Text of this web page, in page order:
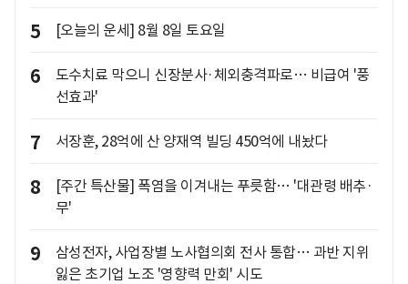
5 [오늘의 운세] 8월 8일 토요일
6
도수치료 막으니 신장분사·체외충격파로… 비급여 '풍
선효과'
7 서장훈, 28억에 산 양재역 빌딩 450억에 내놨다
8
[주간 특산물] 폭염을 이겨내는 푸릇함… '대관령 배추·
무'
9
삼성전자, 사업장별 노사협의회 전사 통합… 과반 지위
잃은 초기업 노조 '영향력 만회' 시도